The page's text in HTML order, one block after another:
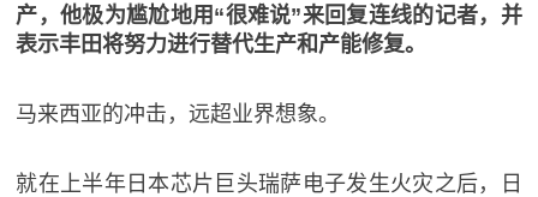
产，他极为尴尬地用“很难说”来回复连线的记者，并
表示丰田将努力进行替代生产和产能修复。
马来西亚的冲击，远超业界想象。
就在上半年日本芯片巨头瑞萨电子发生火灾之后，日